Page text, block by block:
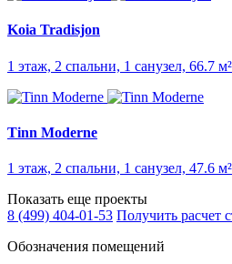
Koia Tradisjon
1 этаж, 2 спальни, 1 санузел, 66.7 м²
Tinn Moderne
1 этаж, 2 спальни, 1 санузел, 47.6 м²
Показать еще проекты
8 (499) 404-01-53 Получить расчет
Обозначения помещений